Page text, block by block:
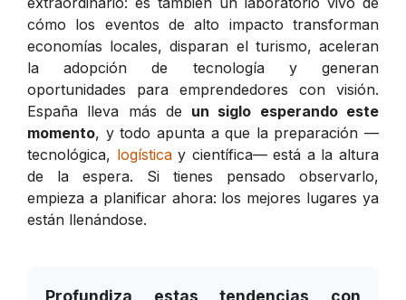
cómo los eventos de alto impacto transforman
economías locales, disparan el turismo, aceleran
la adopción de tecnología y generan
oportunidades para emprendedores con visión.
España lleva más de un siglo esperando este
momento, y todo apunta a que la preparación —
tecnológica, logísticay científica— está a la altura
de la espera. Si tienes pensado observarlo,
empieza a planificar ahora: los mejores lugares ya
están llenándose.
Profundiza estas tendencias con